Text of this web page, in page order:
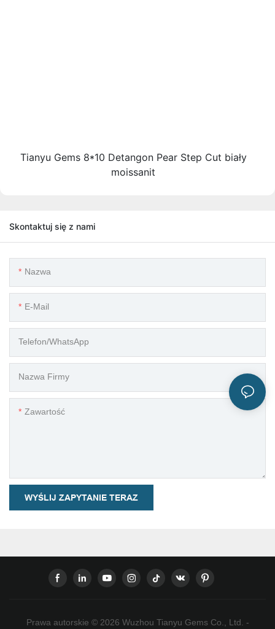
Tianyu Gems 8*10 Detangon Pear Step Cut biały
moissanit
Skontaktuj się z nami
Nazwa
E-Mail
Telefon/WhatsApp
Nazwa Firmy
Zawartość
WYŚLIJ ZAPYTANIE TERAZ
Prawa autorskie © 2026 Wuzhou Tianyu Gems Co., Ltd. -